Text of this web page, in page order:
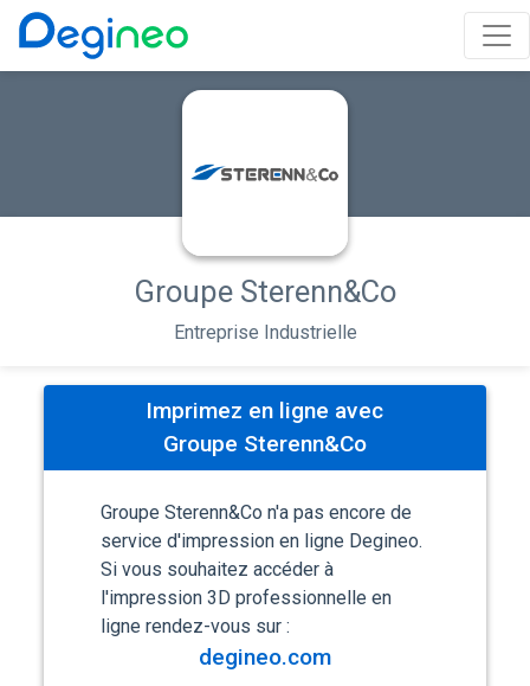
Groupe Sterenn&Co
Entreprise Industrielle
Imprimez en ligne avec
Groupe Sterenn&Co
Groupe Sterenn&Co n'a pas encore de
service d'impression en ligne Degineo.
Si vous souhaitez accéder à
l'impression 3D professionnelle en
ligne rendez-vous sur :
degineo.com